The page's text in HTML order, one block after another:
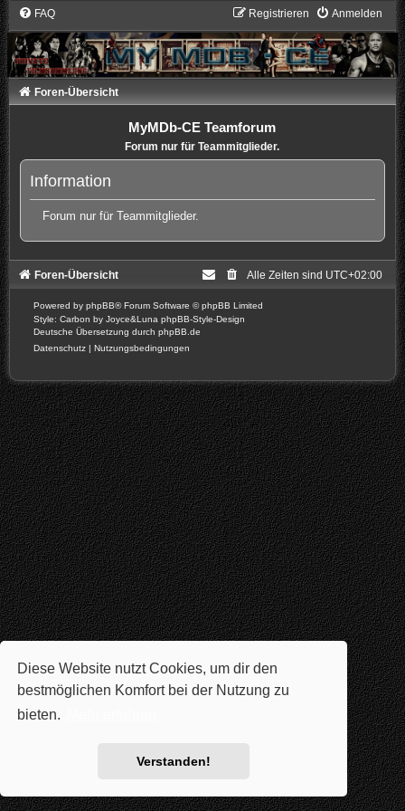
Diese Website nutzt Cookies, um dir den
bestmöglichen Komfort bei der Nutzung zu
bieten.
Verstanden!
FAQ Anmelden
Registrieren
Foren-Übersicht
MyMDb-CE Teamforum
Forum nur für Teammitglieder.
Information
Forum nur für Teammitglieder.
Foren-Übersicht Alle Zeiten sind UTC+02:00
Powered by phpBB® Forum Software © phpBB Limited
Style: Carbon by Joyce&Luna phpBB-Style-Design
Deutsche Übersetzung durch phpBB.de
Datenschutz | Nutzungsbedingungen